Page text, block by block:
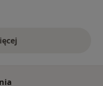
powyżej